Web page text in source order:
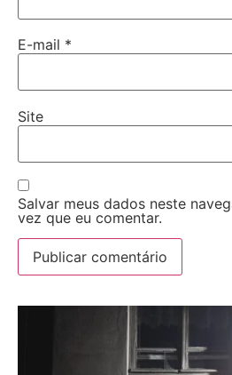
E-mail *
Site
Salvar meus dados neste
vez que eu comentar.